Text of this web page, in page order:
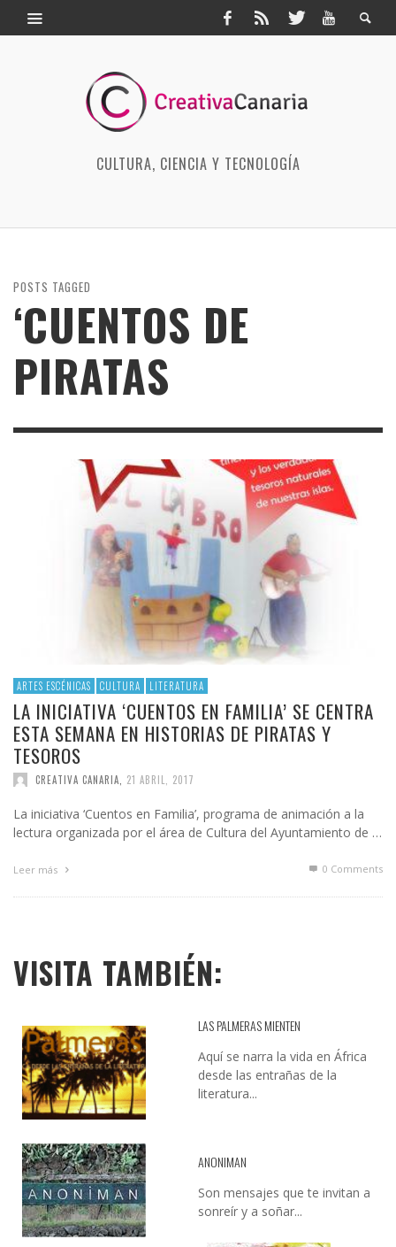
CULTURA, CIENCIA Y TECNOLOGÍA
POSTS TAGGED
‘CUENTOS DE
PIRATAS
ARTES ESCÉNICAS CULTURA LITERATURA
LA INICIATIVA ‘CUENTOS EN FAMILIA’ SE CENTRA
ESTA SEMANA EN HISTORIAS DE PIRATAS Y
TESOROS
CREATIVA CANARIA 21 ABRIL, 2017
La iniciativa ‘Cuentos en Familia’, programa de animación a la
lectura organizada por el área de Cultura del Ayuntamiento de …
Leer más 0 Comments
VISITA TAMBIÉN:
LAS PALMERAS MIENTEN
Aquí se narra la vida en África
desde las entrañas de la
literatura...
ANONIMAN
Son mensajes que te invitan a
sonreír y a soñar...